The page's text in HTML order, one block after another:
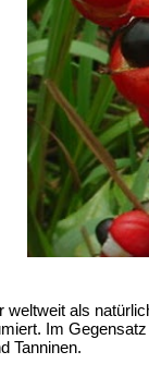
weltweit als
Im
Tanninen.